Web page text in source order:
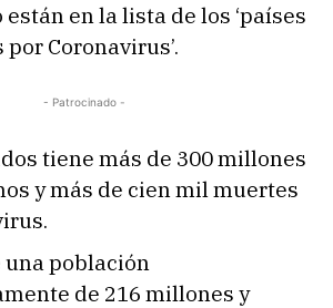
en la lista de los ‘países
Coronavirus’.
- Patrocinado -
tiene más de 300 millones
y más de cien mil muertes
población
de 216 millones y